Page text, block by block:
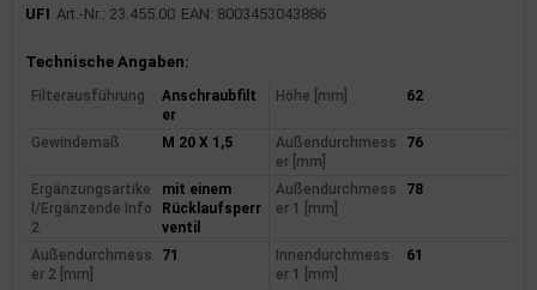
UFI Art.-Nr.: 23.455.00 EAN: 8003453043886
Produktinformationen
Technische Angaben:
Filterausführung
Anschraubfilt
er
Höhe [mm] 62
Gewindemaß M 20 X 1,5
Außendurchmess
er [mm]
76
Ergänzungsartike
l/Ergänzende Info
2
mit einem
Rücklaufsperr
ventil
Außendurchmess
er 1 [mm]
78
Außendurchmess
er 2 [mm]
71
Innendurchmess
er 1 [mm]
61